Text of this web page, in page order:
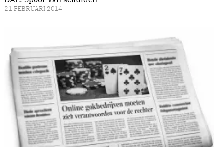
21 FEBRUARI 2014